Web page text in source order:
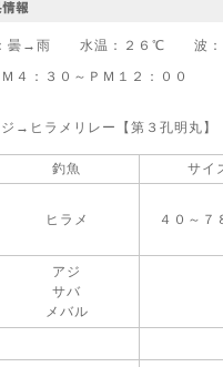
曇→雨 水温：２６℃ 波：
Ｍ４：３０～ＰＭ１２：００
→ヒラメリレー【第３孔明丸】
釣魚 サイ
ヒラメ ４０～７
アジ
サバ
メバル